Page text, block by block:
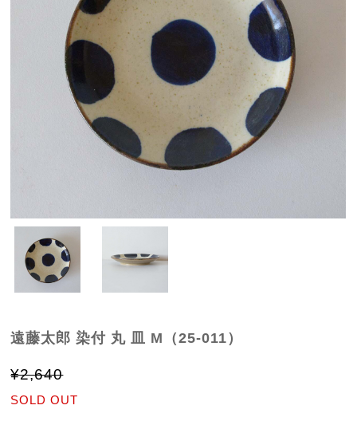
遠藤太郎 染付 丸 皿 M（25-011）
¥2,640
SOLD OUT